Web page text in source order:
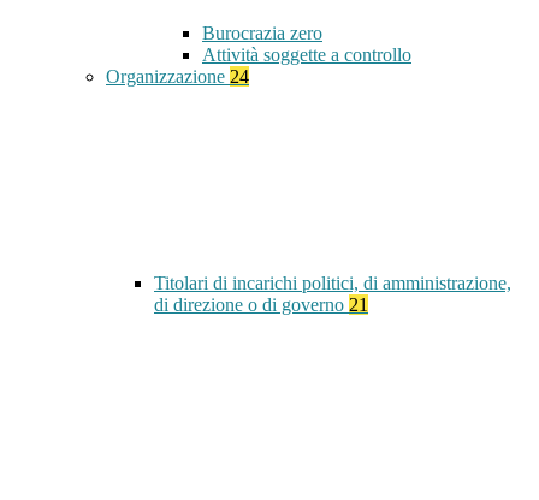
Burocrazia zero
Attività soggette a controllo
Organizzazione 24
Titolari di incarichi politici, di amministrazione,
di direzione o di governo 21